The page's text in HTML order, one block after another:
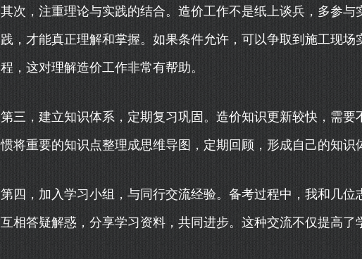
其次，注重理论与实践的结合。造价工作不是纸上谈兵，多参
践，才能真正理解和掌握。如果条件允许，可以争取到施工现
程，这对理解造价工作非常有帮助。
第三，建立知识体系，定期复习巩固。造价知识更新较快，需要
惯将重要的知识点整理成思维导图，定期回顾，形成自己的知识
第四，加入学习小组，与同行交流经验。备考过程中，我和几位
互相答疑解惑，分享学习资料，共同进步。这种交流不仅提高了